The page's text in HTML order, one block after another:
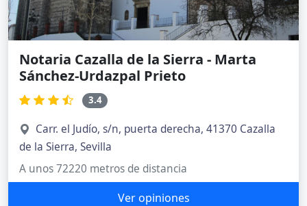
Notaria Cazalla de la Sierra - Marta
Sánchez-Urdazpal Prieto
3.4
Carr. el Judío, s/n, puerta derecha, 41370 Cazalla
de la Sierra, Sevilla
A unos 72220 metros de distancia
Ver opiniones